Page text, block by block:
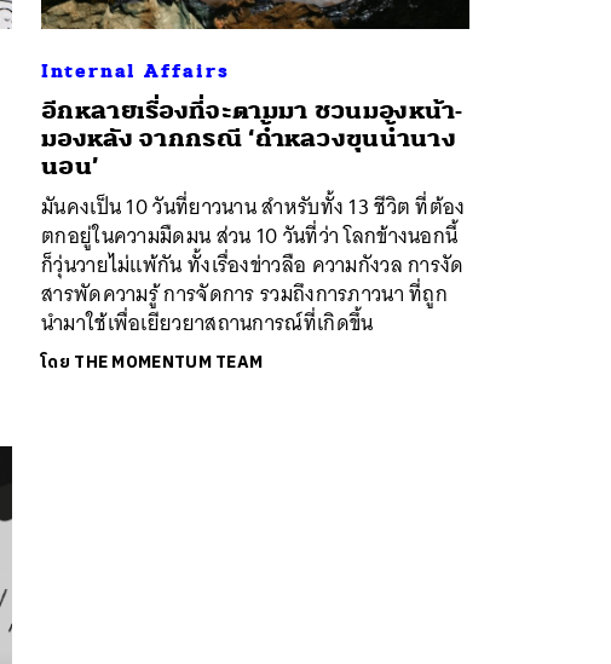
Internal Affairs
อีกหลายเรื่องที่จะตามมา ชวนมองหน้า-
มองหลัง จากกรณี ‘ถ้ำหลวงขุนน้ำนาง
นอน’
มันคงเป็น 10 วันที่ยาวนาน สำหรับทั้ง 13 ชีวิต ที่ต้อง
ตกอยู่ในความมืดมน ส่วน 10 วันที่ว่า โลกข้างนอกนี้
ก็วุ่นวายไม่แพ้กัน ทั้งเรื่องข่าวลือ ความกังวล การงัด
สารพัดความรู้ การจัดการ รวมถึงการภาวนา ที่ถูก
นำมาใช้เพื่อเยียวยาสถานการณ์ที่เกิดขึ้น
โดย THE MOMENTUM TEAM